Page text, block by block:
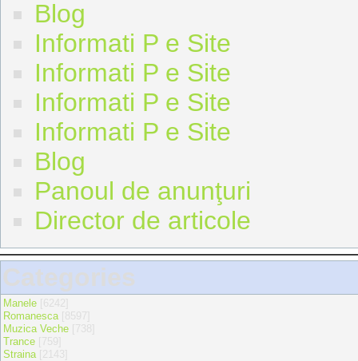
Blog
Informati P e Site
Informati P e Site
Informati P e Site
Informati P e Site
Blog
Panoul de anunţuri
Director de articole
Categories
Manele
Romanesca
Muzica Veche
Trance
Straina